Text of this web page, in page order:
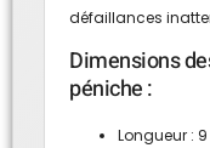
défaillances
Dimensions
péniche :
Longueur :